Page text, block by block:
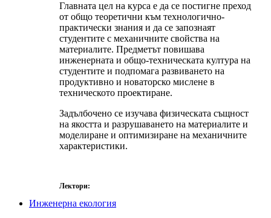
Главната цел на курса е да се постигне преход
от общо теоретични към технологично-
практически знания и да се запознаят
студентите с механичните свойства на
материалите. Предметът повишава
инженерната и общо-техническата култура на
студентите и подпомага развиването на
продуктивно и новаторско мислене в
техническото проектиране.
Задълбочено се изучава физическата същност
на якостта и разрушаването на материалите и
моделиране и оптимизиране на механичните
характеристики.
Лектори:
Инженерна екология